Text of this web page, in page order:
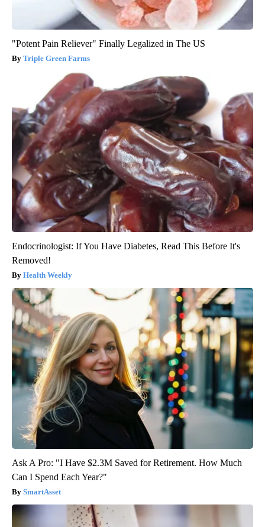
"Potent Pain Reliever" Finally Legalized in The US
Triple Green Farms
Endocrinologist: If You Have Diabetes, Read This Before It's
Removed!
Health Weekly
Ask A Pro: "I Have $2.3M Saved for Retirement. How Much
Can I Spend Each Year?"
SmartAsset